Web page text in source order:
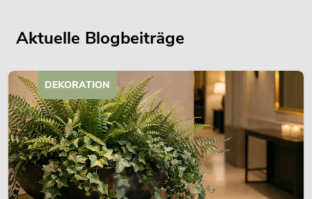
Aktuelle Blogbeiträge
DEKORATION